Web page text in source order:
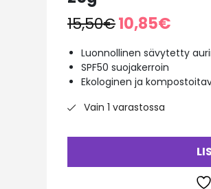
15,50€ Alkuperäinen
hinta
oli:
15,50€.
10,85€
on:
Luonnollinen sävytetty
SPF50 suojakerroin
Ekologinen ja
Vain 1 varastossa